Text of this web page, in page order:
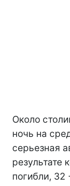
Около
ночь на
серьезная
результате
погибли,